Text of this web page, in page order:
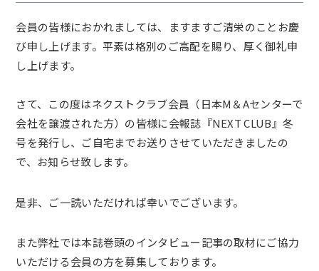
会員の皆様におかれましては、ますますご清栄のことお慶
び申し上げます。平素は格別のご高配を賜り、厚く御礼申
し上げます。
さて、この度はネクストクラブ会員（日本M＆Aセンターで
会社を譲渡された方）の皆様に会報誌『NEXT CLUB』冬
号を発行し、ご自宅までお送りさせていただきましたの
で、お知らせ致します。
是非、ご一読いただければ幸いでございます。
また弊社では本誌巻頭のインタビュー記事の取材にご協力
いただける会員の方を募集しております。